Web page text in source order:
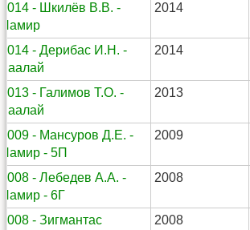
2014 - Шкилёв В.В. -
Памир
2014
2014 - Дерибас И.Н. -
Заалай
2014
2013 - Галимов Т.О. -
Заалай
2013
2009 - Мансуров Д.Е. -
Памир - 5П
2009
2008 - Лебедев А.А. -
Памир - 6Г
2008
2008 - Зигмантас
2008